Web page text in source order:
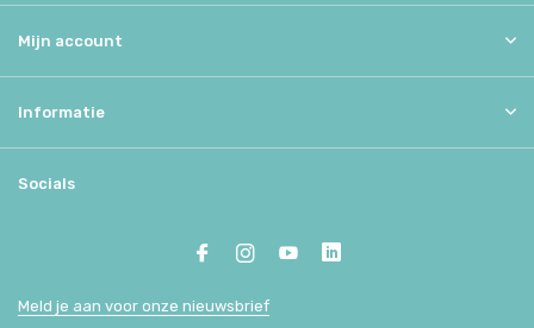
Mijn account
Informatie
Socials
Meld je aan voor onze nieuwsbrief